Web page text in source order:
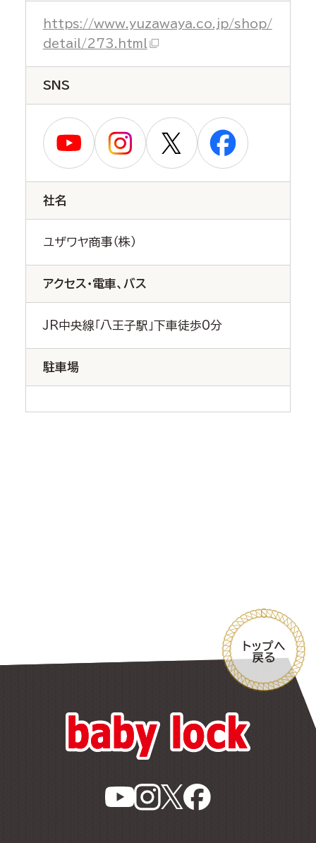
https://www.yuzawaya.co.jp/shop/
detail/273.html
SNS
社名
ユザワヤ商事（株）
アクセス・電車、バス
JR中央線「八王子駅」下車徒歩0分
駐車場